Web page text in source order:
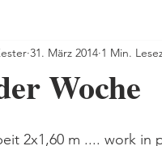
Woche
31. März 2014 1 Min.
2x1,60 m .... work in